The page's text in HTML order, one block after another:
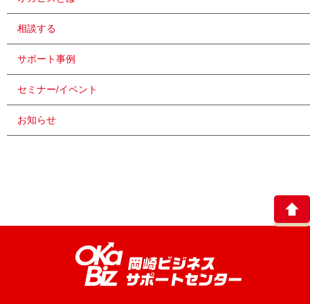
相談する
サポート事例
セミナー/イベント
お知らせ